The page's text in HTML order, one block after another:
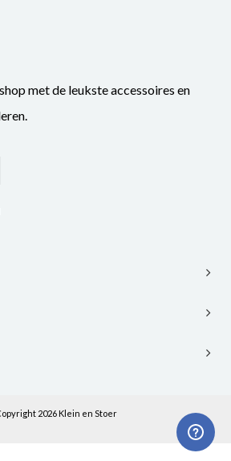
met de leukste accessoires en
2026 Klein en Stoer